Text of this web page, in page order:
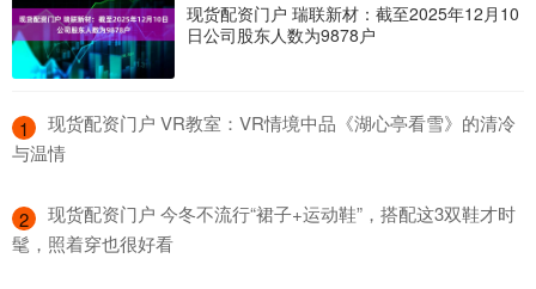
现货配资门户 瑞联新材：截至2025年12月10
日公司股东人数为9878户
1
​现货配资门户 VR教室：VR情境中品《湖心亭看雪》的清冷
与温情
2
​现货配资门户 今冬不流行“裙子+运动鞋”，搭配这3双鞋才时
髦，照着穿也很好看